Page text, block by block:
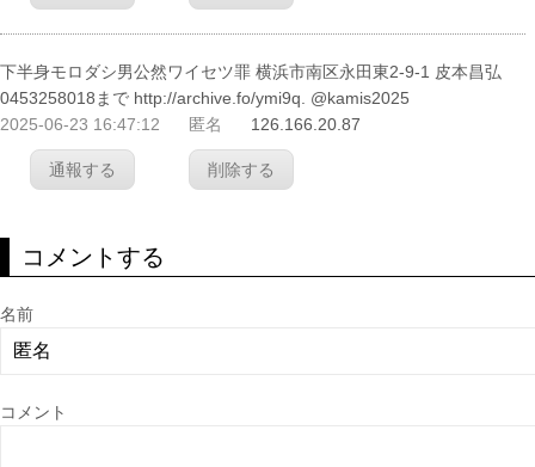
下半身モロダシ男公然ワイセツ罪 横浜市南区永田東2-9-1 皮本昌弘
0453258018まで http://archive.fo/ymi9q. @kamis2025
2025-06-23 16:47:12
匿名 126.166.20.87
通報する 削除する
コメントする
名前
コメント